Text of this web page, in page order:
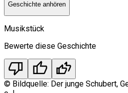
Geschichte anhören
Musikstück
Bewerte diese Geschichte
thumb_down thumb_up thumbs_up_double
© Bildquelle: Der junge Schubert,